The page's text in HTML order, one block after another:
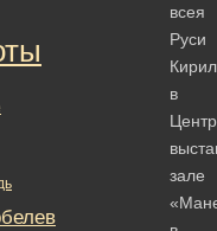
всея
Руси
в
зале